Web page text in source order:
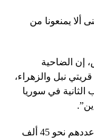
ألا يمنعونا من
إن الضاحية
سكان قريتي نبل والزهراء،
في سوريا
وأضاف أن “جميع سكان هذه القرى، البالغ عددهم نحو 45 ألف